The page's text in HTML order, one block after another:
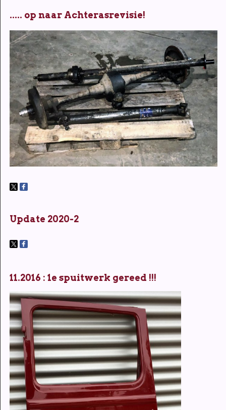
..... op naar Achterasrevisie!
Update 2020-2
11.2016 : 1e spuitwerk gereed !!!